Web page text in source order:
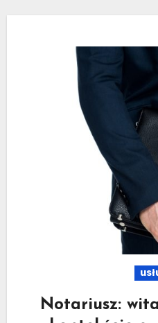
Notariusz: